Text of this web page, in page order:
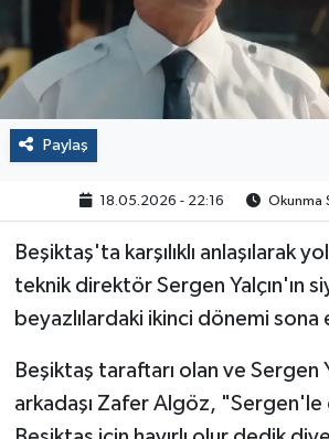
Paylaş
18.05.2026 - 22:16 Okunma
Beşiktaş'ta karşılıklı anlaşılarak
teknik direktör Sergen Yalçın'ın
beyazlılardaki ikinci dönemi sona
Beşiktaş taraftarı olan ve Sergen
arkadaşı Zafer Algöz,
Sağlık
Spor
Çalışma Hayatı
Kadın
2024 Seçim Sonuçları